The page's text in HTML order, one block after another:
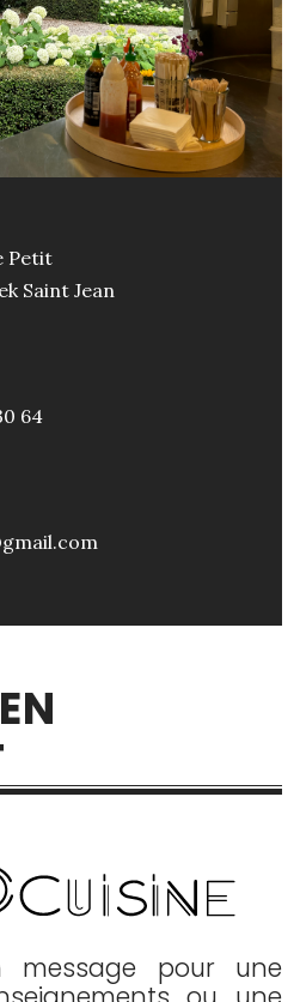
Petit
Saint Jean
64
message pour une